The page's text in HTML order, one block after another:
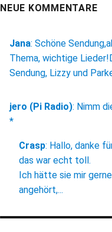
NEUE KOMMENTARE
Jana: Schöne
Thema, wichtige
Sendung, Lizzy und
jero (Pi Radio): Nimm
*
Crasp: Hallo, danke
das war echt toll.
Ich hätte sie mir
angehört,...